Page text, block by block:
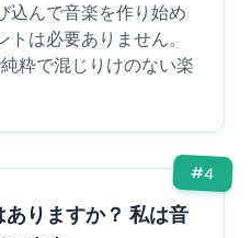
込んで音楽を作り始め
は必要ありません。
粋で混じりけのない楽
#4
りますか？ 私は音